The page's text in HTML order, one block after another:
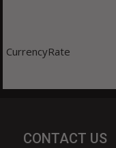
CurrencyRate
CONTACT US